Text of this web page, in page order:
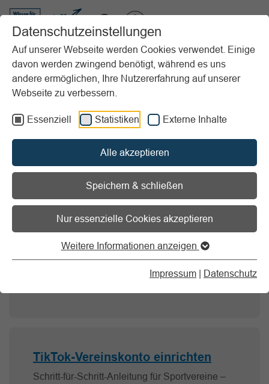
Datenschutzeinstellungen
Auf unserer Webseite werden Cookies verwendet. Einige
davon werden zwingend benötigt, während es uns
andere ermöglichen, Ihre Nutzererfahrung auf unserer
Webseite zu verbessern.
Essenziell Statistiken Externe Inhalte
Alle akzeptieren
Speichern & schließen
Nur essenzielle Cookies akzeptieren
Weitere Informationen anzeigen
Impressum | Datenschutz
Startseite Vereinsmanagement Marketing Social Media
TikTok
Was ist TikTok?
Funktionen, Zielgruppen und Potenziale der
Plattform für Social-Media-Marketing und junge
Zielgruppen im Sportverein.
TikTok-Vereinskonto einrichten
Schritt-für-Schritt-Anleitung für Sportvereine –